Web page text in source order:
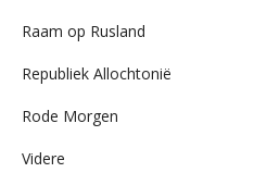
Raam op Rusland
Republiek Allochtonië
Rode Morgen
Videre